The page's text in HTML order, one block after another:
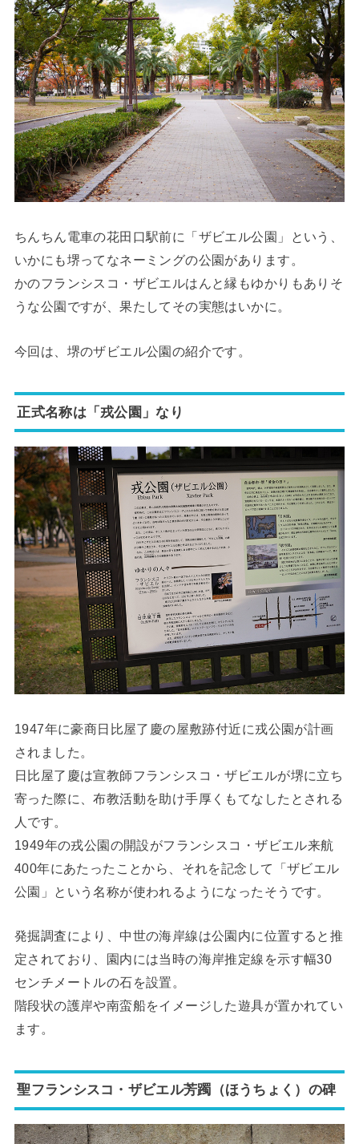
ちんちん電車の花田口駅前に「ザビエル公園」という、
いかにも堺ってなネーミングの公園があります。
かのフランシスコ・ザビエルはんと縁もゆかりもありそ
うな公園ですが、果たしてその実態はいかに。
今回は、堺のザビエル公園の紹介です。
正式名称は「戎公園」なり
1947年に豪商日比屋了慶の屋敷跡付近に戎公園が計画
されました。
日比屋了慶は宣教師フランシスコ・ザビエルが堺に立ち
寄った際に、布教活動を助け手厚くもてなしたとされる
人です。
1949年の戎公園の開設がフランシスコ・ザビエル来航
400年にあたったことから、それを記念して「ザビエル
公園」という名称が使われるようになったそうです。
発掘調査により、中世の海岸線は公園内に位置すると推
定されており、園内には当時の海岸推定線を示す幅30
センチメートルの石を設置。
階段状の護岸や南蛮船をイメージした遊具が置かれてい
ます。
聖フランシスコ・ザビエル芳躅（ほうちょく）の碑